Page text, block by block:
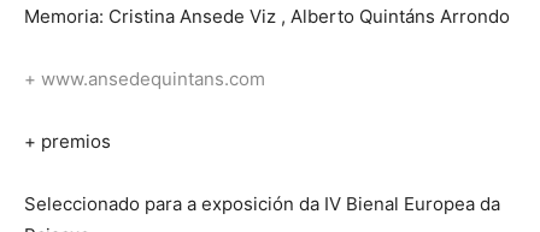
Memoria: Cristina Ansede Viz , Alberto Quintáns Arrondo
+ www.ansedequintans.com
+ premios
Seleccionado para a exposición da IV Bienal Europea da